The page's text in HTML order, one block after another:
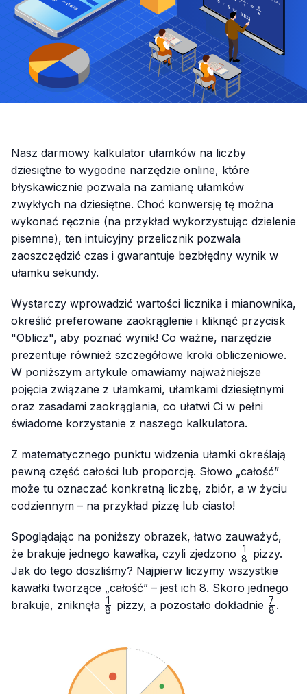
Nasz darmowy kalkulator ułamków na liczby
dziesiętne to wygodne narzędzie online, które
błyskawicznie pozwala na zamianę ułamków
zwykłych na dziesiętne. Choć konwersję tę można
wykonać ręcznie (na przykład wykorzystując dzielenie
pisemne), ten intuicyjny przelicznik pozwala
zaoszczędzić czas i gwarantuje bezbłędny wynik w
ułamku sekundy.
Wystarczy wprowadzić wartości licznika i mianownika,
określić preferowane zaokrąglenie i kliknąć przycisk
"Oblicz", aby poznać wynik! Co ważne, narzędzie
prezentuje również szczegółowe kroki obliczeniowe.
W poniższym artykule omawiamy najważniejsze
pojęcia związane z ułamkami, ułamkami dziesiętnymi
oraz zasadami zaokrąglania, co ułatwi Ci w pełni
świadome korzystanie z naszego kalkulatora.
Z matematycznego punktu widzenia ułamki określają
pewną część całości lub proporcję. Słowo „całość”
może tu oznaczać konkretną liczbę, zbiór, a w życiu
codziennym – na przykład pizzę lub ciasto!
Spoglądając na poniższy obrazek, łatwo zauważyć,
że brakuje jednego kawałka, czyli zjedzono \frac{1}
{8}
8
1
pizzy.
Jak do tego doszliśmy? Najpierw liczymy wszystkie
kawałki tworzące „całość” – jest ich 8. Skoro jednego
brakuje, zniknęła \frac{1}
8
1 pizzy, a pozostało dokładnie 8
7 .